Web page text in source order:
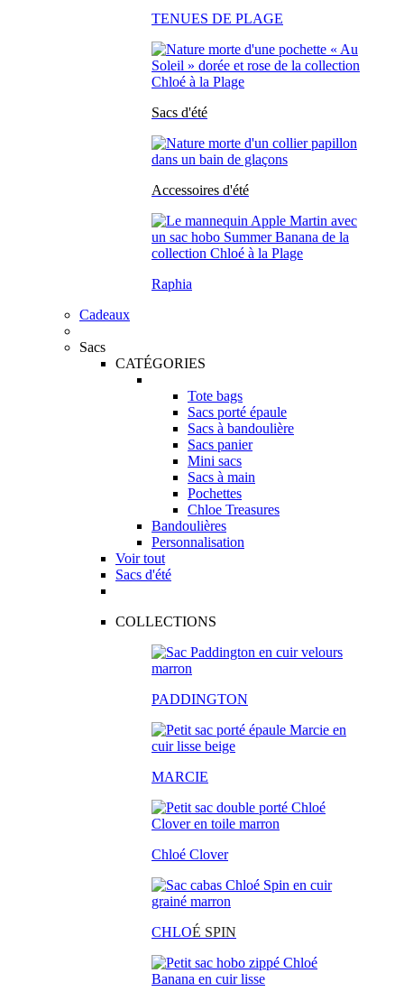
TENUES DE PLAGE
Sacs d'été
Accessoires d'été
Raphia
Cadeaux
Sacs
CATÉGORIES
Tote bags
Sacs porté épaule
Sacs à bandoulière
Sacs panier
Mini sacs
Sacs à main
Pochettes
Chloe Treasures
Bandoulières
Personnalisation
Voir tout
Sacs d'été
COLLECTIONS
PADDINGTON
MARCIE
Chloé Clover
CHLOÉ SPIN